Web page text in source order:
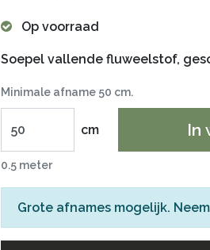
Op voorraad
Soepel vallende fluweelstof,
Minimale afname 50 cm.
cm In
0.5 meter
Grote afnames mogelijk.